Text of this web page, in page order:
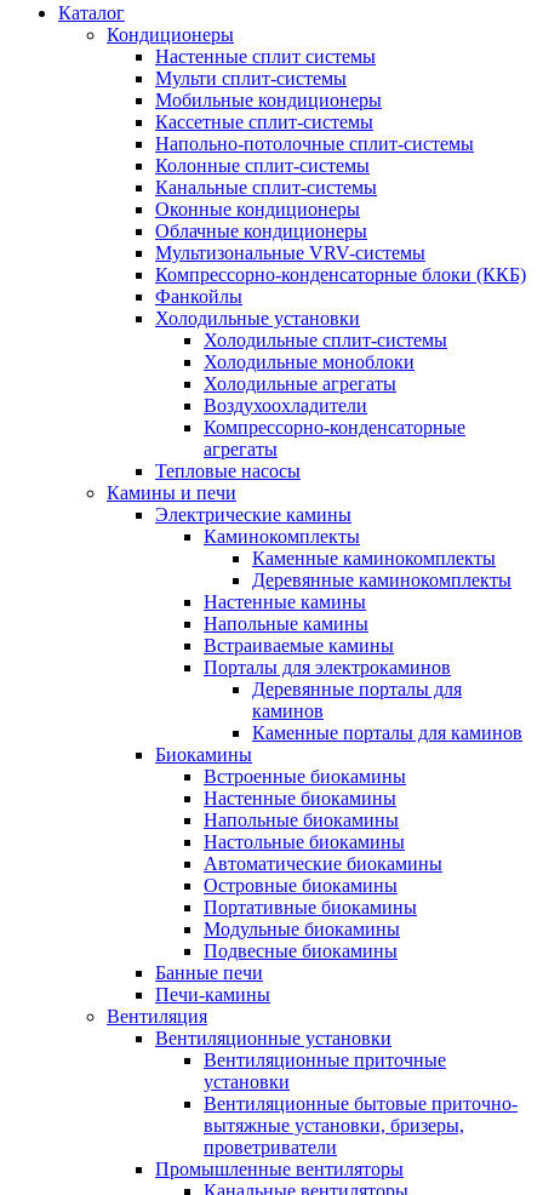
Каталог
Кондиционеры
Настенные сплит системы
Мульти сплит-системы
Мобильные кондиционеры
Кассетные сплит-системы
Напольно-потолочные сплит-системы
Колонные сплит-системы
Канальные сплит-системы
Оконные кондиционеры
Облачные кондиционеры
Мультизональные VRV-системы
Компрессорно-конденсаторные блоки (ККБ)
Фанкойлы
Холодильные установки
Холодильные сплит-системы
Холодильные моноблоки
Холодильные агрегаты
Воздухоохладители
Компрессорно-конденсаторные
агрегаты
Тепловые насосы
Камины и печи
Электрические камины
Каминокомплекты
Каменные каминокомплекты
Деревянные каминокомплекты
Настенные камины
Напольные камины
Встраиваемые камины
Порталы для электрокаминов
Деревянные порталы для
каминов
Каменные порталы для каминов
Биокамины
Встроенные биокамины
Настенные биокамины
Напольные биокамины
Настольные биокамины
Автоматические биокамины
Островные биокамины
Портативные биокамины
Модульные биокамины
Подвесные биокамины
Банные печи
Печи-камины
Вентиляция
Вентиляционные установки
Вентиляционные приточные
установки
Вентиляционные бытовые приточно-
вытяжные установки, бризеры,
проветриватели
Промышленные вентиляторы
Канальные вентиляторы